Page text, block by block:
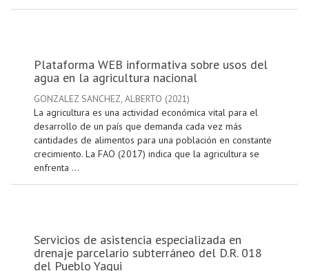
Plataforma WEB informativa sobre usos del
agua en la agricultura nacional
GONZALEZ SANCHEZ, ALBERTO (2021)
La agricultura es una actividad económica vital para el
desarrollo de un país que demanda cada vez más
cantidades de alimentos para una población en constante
crecimiento. La FAO (2017) indica que la agricultura se
enfrenta ...
Servicios de asistencia especializada en
drenaje parcelario subterráneo del D.R. 018
del Pueblo Yaqui